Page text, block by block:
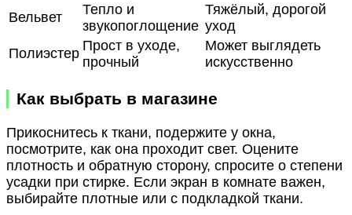
Вельвет
Тепло и
звукопоглощение
Тяжёлый, дорогой
уход
Полиэстер Прост в уходе,
прочный
Может выглядеть
искусственно
Как выбрать в магазине
Прикоснитесь к ткани, подержите у окна,
посмотрите, как она проходит свет. Оцените
плотность и обратную сторону, спросите о степени
усадки при стирке. Если экран в комнате важен,
выбирайте плотные или с подкладкой ткани.